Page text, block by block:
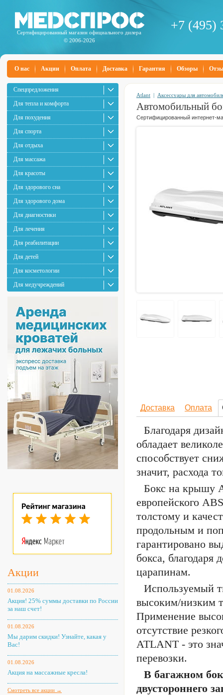
Сертифицированный магазин официального дилера
© 2006-2026
+7 (495)
О нас Акции Оплата Доставка Гарантия Обзоры
Спецпредложения
Для тепла и комфорта
Для похудения
Для спорта
Для отдыха
Для массажа
Для красоты
Для здорового сна
Для здорового дома
Для диагностики
Для лечения
Для реабилитации
Для детей
Для косметологии
Для медучреждений
Акции
01.08.2026
Акция! 25% суммы доставки по России
за наш счет!
01.08.2026
Мы дарим скидки! Узнайте, какая у
Вас!
01.08.2026
Акция на массажные кресла!
Смотреть все акции →
Atlant | Аксессуары для
Автомобильный
Сертифицированный интернет-
Доставка Оплата
Благодаря
обладает
способствует
значит, расхода
Бокс на крышу
европейского
толстому и
продольным и
гарантировано
бокса,
царапинам.
Используемый
высоким/низким
Применение
отсутствие
ATLANT - это
перевозки.
В багажном
двустороннего